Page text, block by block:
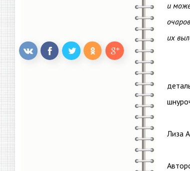
и
их
Лиза